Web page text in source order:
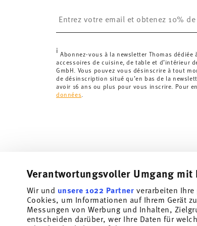
Verantwortungsvoller Umgang mit
Wir und unsere 1022 Partner verarbeiten
Cookies, um Informationen auf Ihrem Gerät
Messungen von Werbung und Inhalten,
entscheiden darüber, wer Ihre Daten für
Suisse :Les livraisons en Suisse sont
inférieure à 69,90 CHF, les frais de livraison
Délai de livraison en France :5-7 jours
les délais de livraison vers d'autres paysici .
Retours :Pour les retours, veuillez utiliser
i Abonnez-vous à la newsletter Thomas dédiée
accessoires de cuisine, de table et d’intérieur
GmbH. Vous pouvez vous désinscrire à tout
de désinscription situé qu’en bas de la
avoir 16 ans ou plus pour vous inscrire. Pour
données